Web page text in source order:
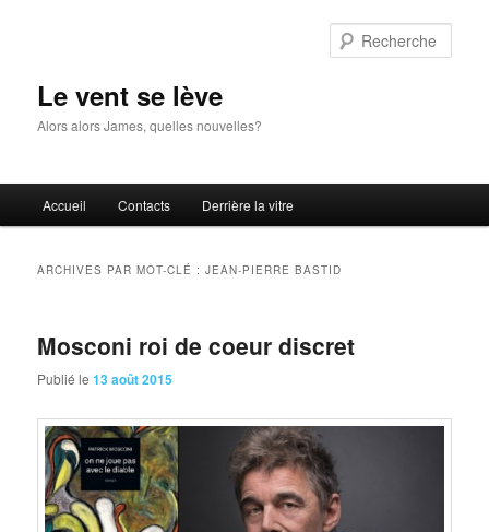
Le vent se lève
Alors alors James, quelles nouvelles?
principal
Accueil Contacts Derrière la vitre
ARCHIVES PAR MOT-CLÉ :JEAN-PIERRE BASTID
Mosconi roi de coeur discret
Publié le13 août 2015